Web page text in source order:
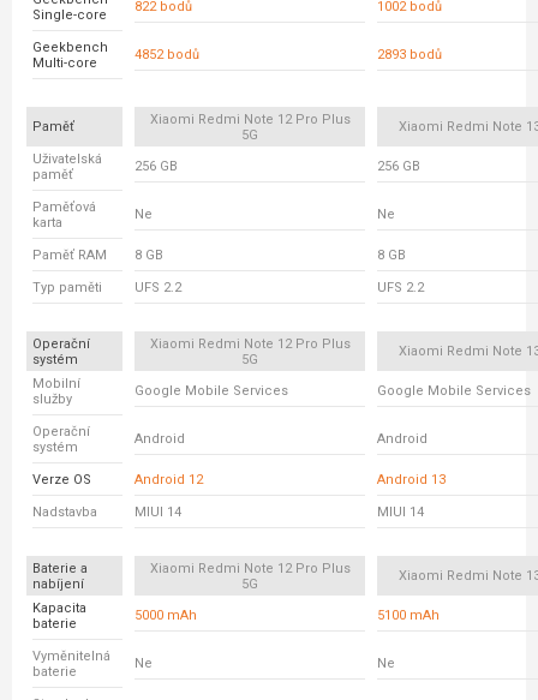
Single-core
822 bodů 1002 bodů
Geekbench
Multi-core
4852 bodů 2893 bodů
Paměť
Xiaomi Redmi Note 12 Pro Plus
5G
Xiaomi Redmi Note
Uživatelská
paměť
256 GB 256 GB
Paměťová
karta
Ne Ne
Paměť RAM 8 GB 8 GB
Typ paměti UFS 2.2 UFS 2.2
Operační
systém
Xiaomi Redmi Note 12 Pro Plus
5G
Xiaomi Redmi Note
Mobilní
služby
Google Mobile Services Google Mobile Services
Operační
systém
Android Android
Verze OS Android 12 Android 13
Nadstavba MIUI 14 MIUI 14
Baterie a
nabíjení
Xiaomi Redmi Note 12 Pro Plus
5G
Xiaomi Redmi Note
Kapacita
baterie
5000 mAh 5100 mAh
Vyměnitelná
baterie
Ne Ne